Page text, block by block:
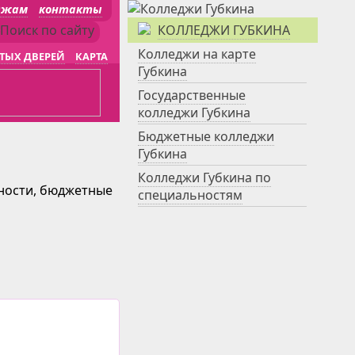
контакты
ДВЕРЕЙ КАРТА
бюджетные
КОЛЛЕДЖИ ГУБКИНА
Колледжи на карте
Губкина
Государственные
колледжи Губкина
Бюджетные колледжи
Губкина
Колледжи Губкина по
специальностям